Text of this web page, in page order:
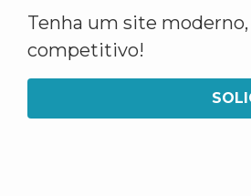
Tenha um site
competitivo!